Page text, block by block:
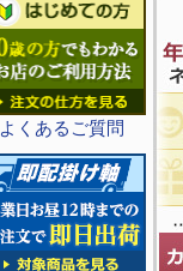
よくあるご質問